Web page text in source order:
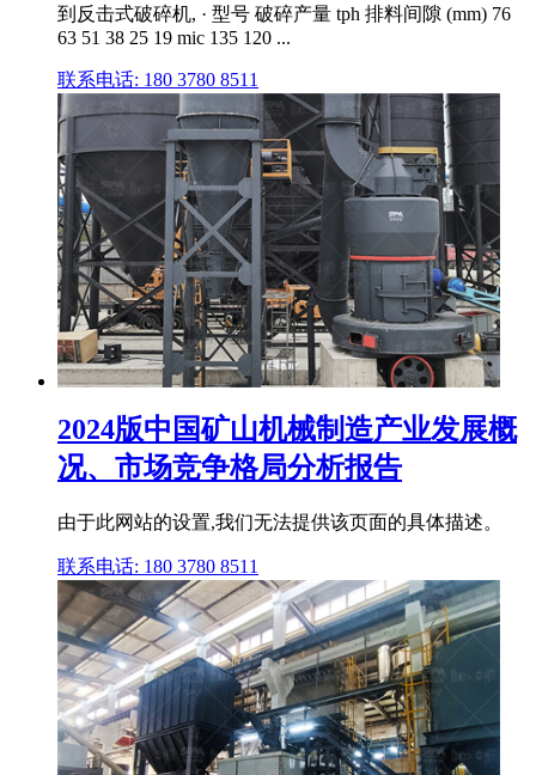
到反击式破碎机, · 型号 破碎产量 tph 排料间隙 (mm) 76
63 51 38 25 19 mic 135 120 ...
联系电话: 180 3780 8511
2024版中国矿山机械制造产业发展概
况、市场竞争格局分析报告
由于此网站的设置,我们无法提供该页面的具体描述。
联系电话: 180 3780 8511